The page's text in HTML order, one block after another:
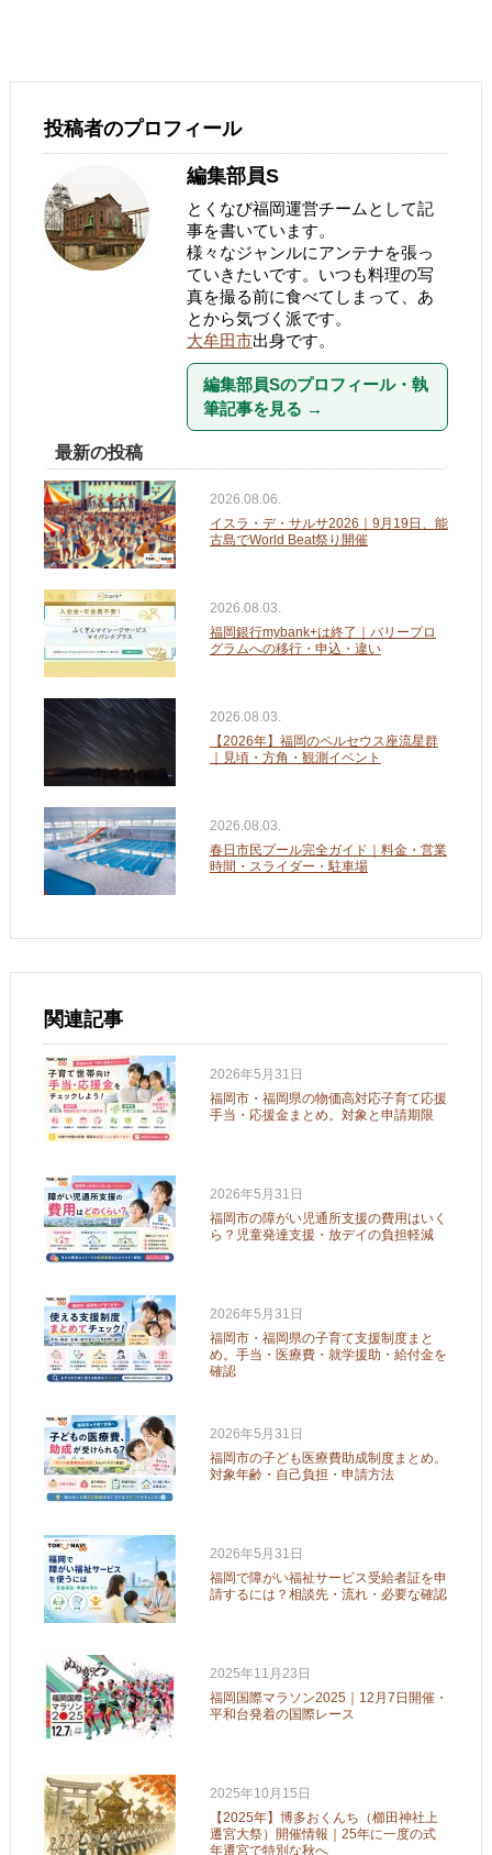
投稿者のプロフィール
編集部員S
とくなび福岡運営チームとして記
事を書いています。
様々なジャンルにアンテナを張っ
ていきたいです。いつも料理の写
真を撮る前に食べてしまって、あ
とから気づく派です。
大牟田市出身です。
編集部員Sのプロフィール・執
筆記事を見る →
最新の投稿
2026.08.06.
イスラ・デ・サルサ2026｜9月19日、能
古島でWorld Beat祭り開催
2026.08.03.
福岡銀行mybank+は終了｜バリープロ
グラムへの移行・申込・違い
2026.08.03.
【2026年】福岡のペルセウス座流星群
｜見頃・方角・観測イベント
2026.08.03.
春日市民プール完全ガイド｜料金・営業
時間・スライダー・駐車場
関連記事
2026年5月31日
福岡市・福岡県の物価高対応子育て応援
手当・応援金まとめ。対象と申請期限
2026年5月31日
福岡市の障がい児通所支援の費用はいく
ら？児童発達支援・放デイの負担軽減
2026年5月31日
福岡市・福岡県の子育て支援制度まと
め。手当・医療費・就学援助・給付金を
確認
2026年5月31日
福岡市の子ども医療費助成制度まとめ。
対象年齢・自己負担・申請方法
2026年5月31日
福岡で障がい福祉サービス受給者証を申
請するには？相談先・流れ・必要な確認
2025年11月23日
福岡国際マラソン2025｜12月7日開催・
平和台発着の国際レース
2025年10月15日
【2025年】博多おくんち（櫛田神社上
遷宮大祭）開催情報｜25年に一度の式
年遷宮で特別な秋へ